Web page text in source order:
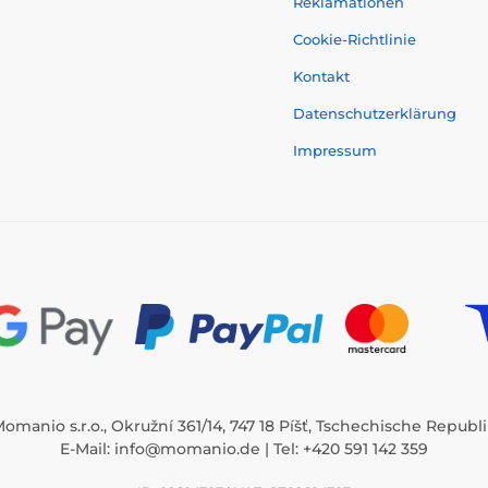
Cookie-Richtlinie
Kontakt
Datenschutzerklärung
Impressum
s.r.o., Okružní 361/14, 747 18 Píšť, Tschechische
E-Mail: info@momanio.de | Tel: +420 591 142 359